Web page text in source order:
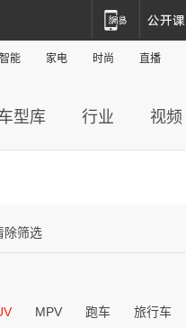
智能 家电 时尚 直播
型库 行业 视频
除筛选
MPV 跑车 旅行车